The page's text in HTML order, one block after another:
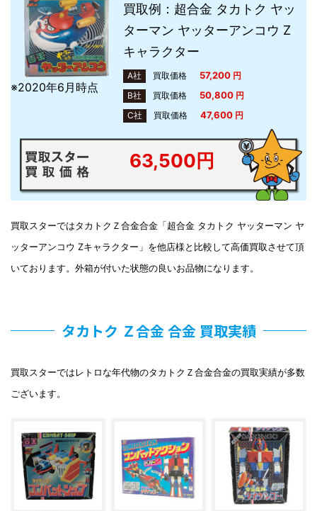
買取例：超合金 タカトク ヤッ
ターマン ヤッターアンコウ Z
キャラクター
A社 買取価格 57,200円
B社
買取価格 50,800円
C社
買取価格 47,600 円
※2020年6月時点
63,500円
買取スターではタカトクＺ合金合金「超合金 タカトク ヤッターマン ヤ
ッターアンコウ Zキャラクター」を他店様と比較して高価買取させて頂
いております。外箱が付いた状態の良いお品物になります。
タカトク Ｚ合金 合金 買取実績
買取スターではレトロな年代物のタカトクＺ合金合金の買取実績が多数
ございます。